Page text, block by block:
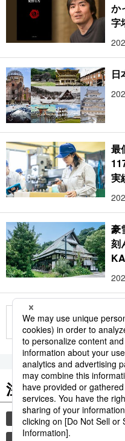
か
字
日
最
実
豪
刻
もっ
注目のキーワード
共同通信ニュース 気